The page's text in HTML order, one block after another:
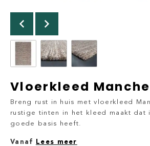
Vloerkleed
Breng rust in huis met vloerkleed
rustige tinten in het kleed maakt dat
goede basis heeft.
Vanaf Lees meer